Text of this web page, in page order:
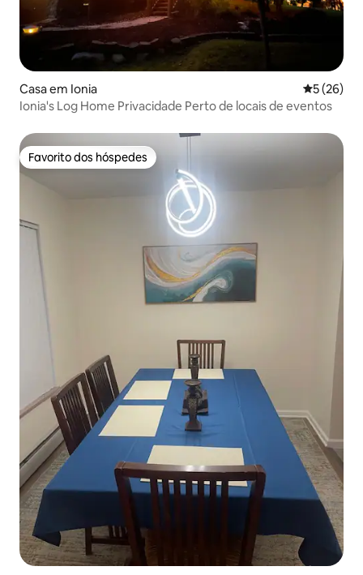
Casa em Ionia
5 (26)
Ionia's Log Home Privacidade Perto de locais de eventos
Favorito dos hóspedes
Favorito dos hóspedes